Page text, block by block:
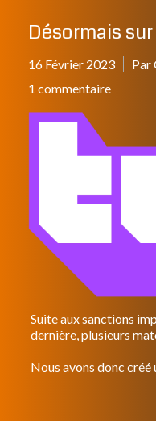
Désormais
16 Février 2023
Par
1 commentaire
Suite aux sanctions
dernière, plusieurs
Nous avons donc